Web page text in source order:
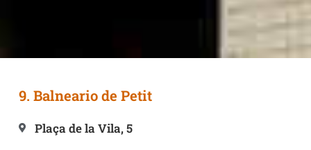
Itinerari termal -
9. Balneario de Petit
Plaça de la Vila, 5